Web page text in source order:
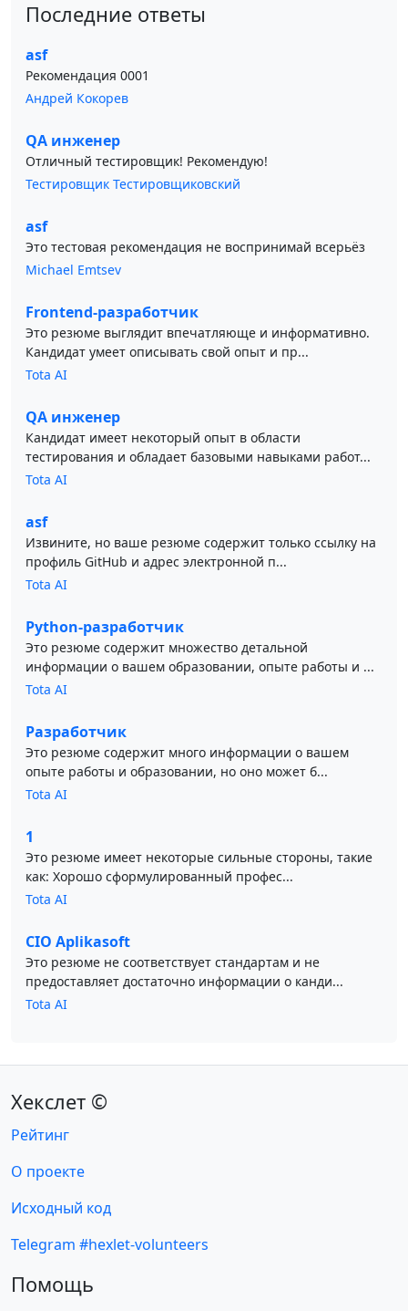
Последние ответы
asf
Рекомендация 0001
Андрей Кокорев
QA инженер
Отличный тестировщик! Рекомендую!
Тестировщик Тестировщиковский
asf
Это тестовая рекомендация не воспринимай всерьёз
Michael Emtsev
Frontend-разработчик
Это резюме выглядит впечатляюще и информативно.
Кандидат умеет описывать свой опыт и пр...
Tota AI
QA инженер
Кандидат имеет некоторый опыт в области
тестирования и обладает базовыми навыками работ...
Tota AI
asf
Извините, но ваше резюме содержит только ссылку на
профиль GitHub и адрес электронной п...
Tota AI
Python-разработчик
Это резюме содержит множество детальной
информации о вашем образовании, опыте работы и ...
Tota AI
Разработчик
Это резюме содержит много информации о вашем
опыте работы и образовании, но оно может б...
Tota AI
1
Это резюме имеет некоторые сильные стороны, такие
как: Хорошо сформулированный профес...
Tota AI
CIO Aplikasoft
Это резюме не соответствует стандартам и не
предоставляет достаточно информации о канди...
Tota AI
Хекслет ©
Рейтинг
О проекте
Исходный код
Telegram #hexlet-volunteers
Помощь